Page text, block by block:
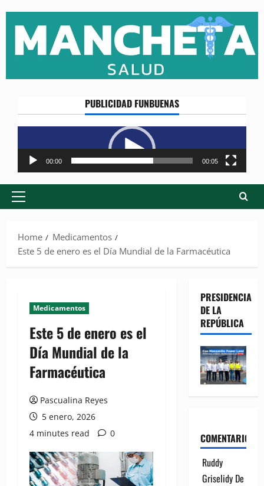
content
PUBLICIDAD FUNBUENAS
Reproductor
de
vídeo
00:00 00:05
Primary
Home
Medicamentos
Este 5 de enero es el Día Mundial de la Farmacéutica
Medicamentos
Este 5 de enero es el
Día Mundial de la
Farmacéutica
Pascualina Reyes
5 enero, 2026
4 minutes read
0
PRESIDENCIA
DE LA
REPÚBLICA
COMENTARIOS
Ruddy
Griselidy De